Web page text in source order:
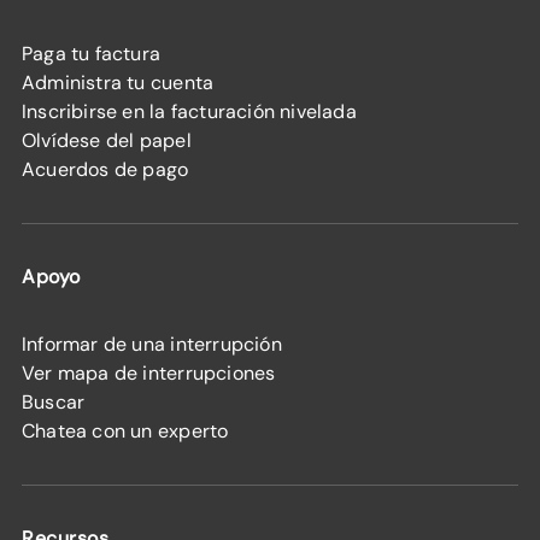
Paga tu factura
Administra tu cuenta
Inscribirse en la facturación nivelada
Olvídese del papel
Acuerdos de pago
Apoyo
Informar de una interrupción
Ver mapa de interrupciones
Buscar
Chatea con un experto